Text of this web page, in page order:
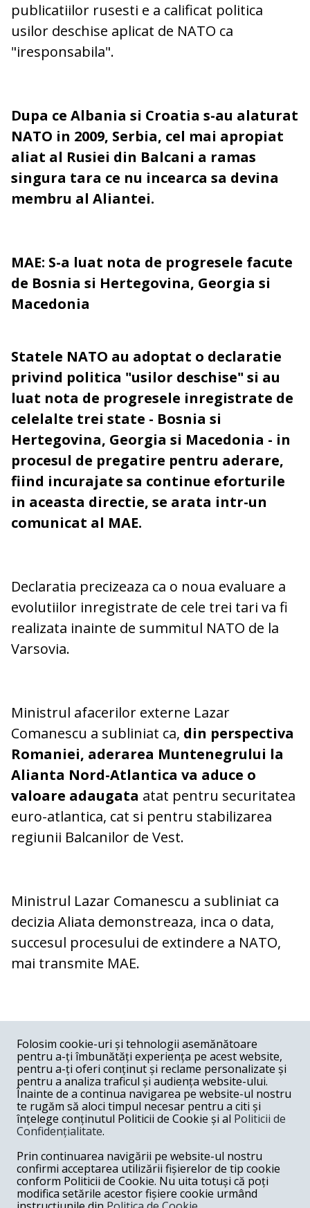
publicatiilor rusesti e a calificat politica
usilor deschise aplicat de NATO ca
"iresponsabila".
Dupa ce Albania si Croatia s-au alaturat
NATO in 2009, Serbia, cel mai apropiat
aliat al Rusiei din Balcani a ramas
singura tara ce nu incearca sa devina
membru al Aliantei.
MAE: S-a luat nota de progresele facute
de Bosnia si Hertegovina, Georgia si
Macedonia
Statele NATO au adoptat o declaratie
privind politica "usilor deschise" si au
luat nota de progresele inregistrate de
celelalte trei state - Bosnia si
Hertegovina, Georgia si Macedonia - in
procesul de pregatire pentru aderare,
fiind incurajate sa continue eforturile
in aceasta directie, se arata intr-un
comunicat al MAE.
Declaratia precizeaza ca o noua evaluare a
evolutiilor inregistrate de cele trei tari va fi
realizata inainte de summitul NATO de la
Varsovia.
Ministrul afacerilor externe Lazar
Comanescu a subliniat ca, din perspectiva
Romaniei, aderarea Muntenegrului la
Alianta Nord-Atlantica va aduce o
valoare adaugata atat pentru securitatea
euro-atlantica, cat si pentru stabilizarea
regiunii Balcanilor de Vest.
Ministrul Lazar Comanescu a subliniat ca
decizia Aliata demonstreaza, inca o data,
succesul procesului de extindere a NATO,
mai transmite MAE.
COMENTARII
Nume
Email
Folosim cookie-uri și tehnologii asemănătoare
pentru a-ți îmbunătăți experiența pe acest website,
pentru a-ți oferi conținut și reclame personalizate și
pentru a analiza traficul și audiența website-ului.
Înainte de a continua navigarea pe website-ul nostru
te rugăm să aloci timpul necesar pentru a citi și
înțelege conținutul Politicii de Cookie și al Politicii de
Confidențialitate.
Prin continuarea navigării pe website-ul nostru
confirmi acceptarea utilizării fișierelor de tip cookie
conform Politicii de Cookie. Nu uita totuși că poți
modifica setările acestor fișiere cookie urmând